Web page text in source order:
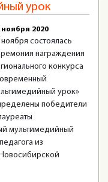
урок
ноября 2020
ноября состоялась
награждения
конкурса
урок»
победители
мультимедийный
из